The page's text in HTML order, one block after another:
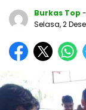
Burkas Top
Selasa, 2